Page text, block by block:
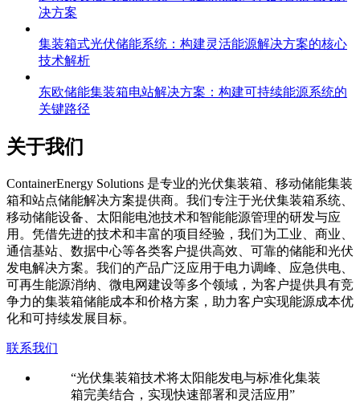
决方案
集装箱式光伏储能系统：构建灵活能源解决方案的核心
技术解析
东欧储能集装箱电站解决方案：构建可持续能源系统的
关键路径
关于我们
ContainerEnergy Solutions 是专业的光伏集装箱、移动储能集装
箱和站点储能解决方案提供商。我们专注于光伏集装箱系统、
移动储能设备、太阳能电池技术和智能能源管理的研发与应
用。凭借先进的技术和丰富的项目经验，我们为工业、商业、
通信基站、数据中心等各类客户提供高效、可靠的储能和光伏
发电解决方案。我们的产品广泛应用于电力调峰、应急供电、
可再生能源消纳、微电网建设等多个领域，为客户提供具有竞
争力的集装箱储能成本和价格方案，助力客户实现能源成本优
化和可持续发展目标。
联系我们
“光伏集装箱技术将太阳能发电与标准化集装
箱完美结合，实现快速部署和灵活应用”